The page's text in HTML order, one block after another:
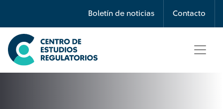
Boletín de noticias Contacto
Búsqueda
Seleccione país